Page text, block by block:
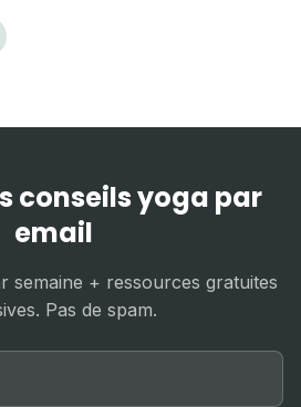
conseils yoga par
email
semaine + ressources gratuites
Pas de spam.